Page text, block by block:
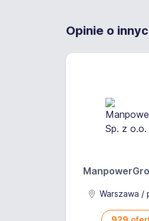
Opinie o
Warszawa /